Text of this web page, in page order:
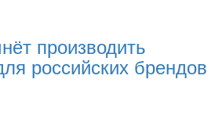
производить
российских брендов